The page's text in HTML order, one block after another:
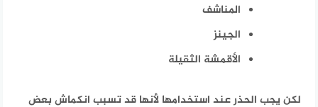
المناشف
الجينز
الأقمشة الثقيلة
لكن يجب الحذر عند استخدامها لأنها قد تسبب انكماش بعض